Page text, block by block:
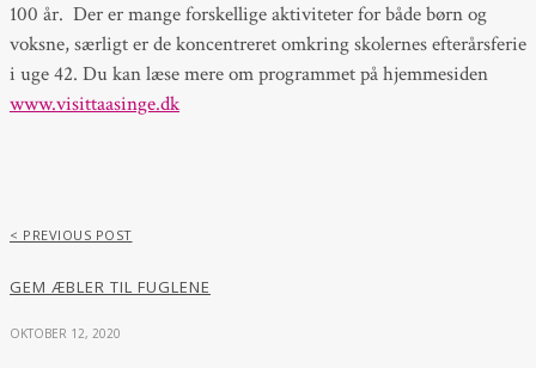
100 år. Der er mange forskellige aktiviteter for både børn og
voksne, særligt er de koncentreret omkring skolernes efterårsferie
i uge 42. Du kan læse mere om programmet på hjemmesiden
www.visittaasinge.dk
< PREVIOUS POST
GEM ÆBLER TIL FUGLENE
OKTOBER 12, 2020